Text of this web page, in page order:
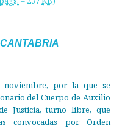
noviembre, por la que se
del Cuerpo de Auxilio
Justicia, turno libre, que
convocadas por Orden